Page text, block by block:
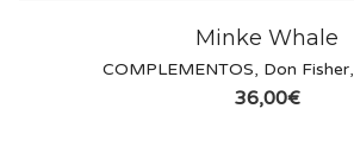
Minke Whale
COMPLEMENTOS, Don Fisher,
36,00€